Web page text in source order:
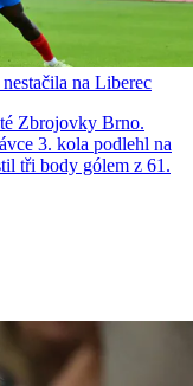
na Liberec
Zbrojovky Brno.
3. kola podlehl na
tři body gólem z 61.